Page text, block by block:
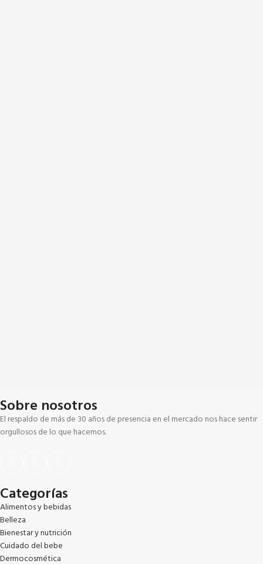
Sobre nosotros
El respaldo de más de 30 años de presencia en el mercado nos hace sentir
orgullosos de lo que hacemos.
Categorías
Alimentos y bebidas
Belleza
Bienestar y nutrición
Cuidado del bebe
Dermocosmética